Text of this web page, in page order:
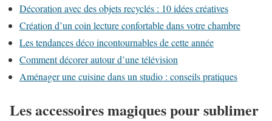
Décoration avec des objets recyclés : 10 idées créatives
Création d’un coin lecture confortable dans votre chambre
Les tendances déco incontournables de cette année
Comment décorer autour d’une télévision
Aménager une cuisine dans un studio : conseils pratiques
Les accessoires magiques pour sublimer